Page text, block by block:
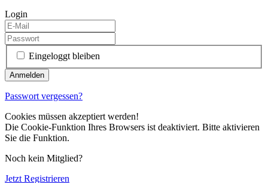
Login
Eingeloggt bleiben
Passwort vergessen?
Cookies müssen akzeptiert werden!
Die Cookie-Funktion Ihres Browsers ist deaktiviert. Bitte aktivieren
Sie die Funktion.
Noch kein Mitglied?
Jetzt Registrieren